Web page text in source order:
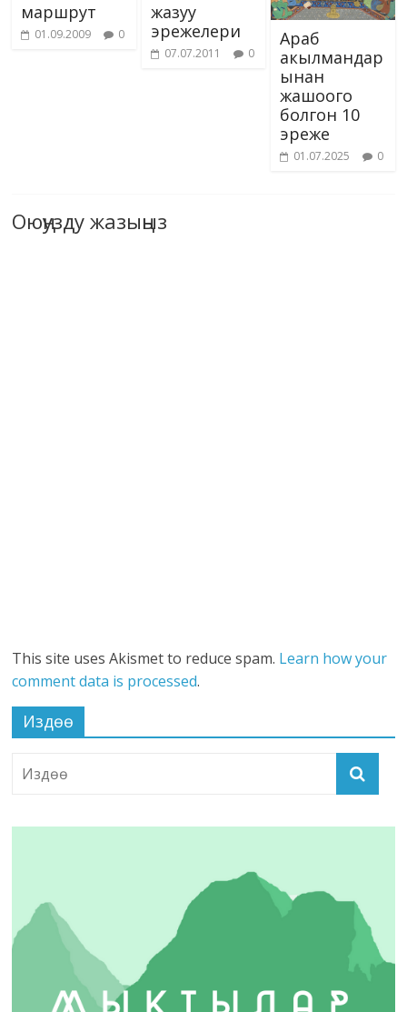
маршрут
01.09.2009 0
жазуу
эрежелери
07.07.2011 0
Араб
акылмандар
ынан
жашоого
болгон 10
эреже
01.07.2025 0
Оюңузду жазыңыз
This site uses Akismet to reduce spam. Learn how your
comment data is processed.
Издөө